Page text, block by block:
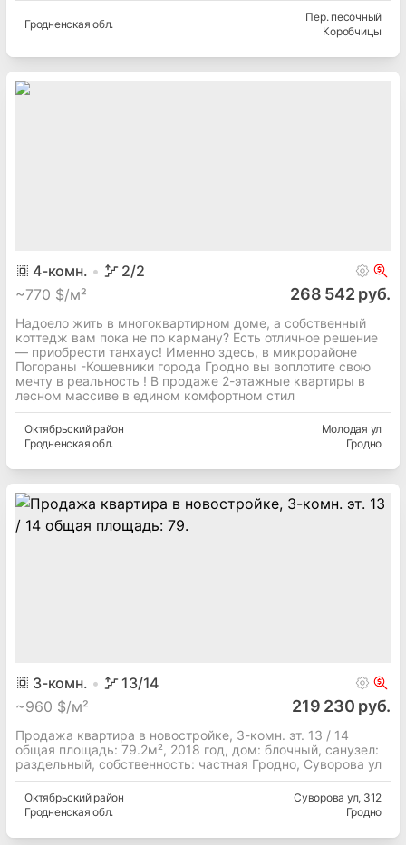
Гродненская обл.
Пер. песочный
Коробчицы
4-комн. 2/2
~770 $/м² 268 542 руб.
Надоело жить в многоквартирном доме, а собственный
коттедж вам пока не по карману? Есть отличное решение
— приобрести танхаус! Именно здесь, в микрорайоне
Погораны -Кошевники города Гродно вы воплотите свою
мечту в реальность ! В продаже 2-этажные квартиры в
лесном массиве в едином комфортном стил
Октябрьскийрайон
Гродненская обл.
Молодая ул
Гродно
3-комн. 13/14
~960 $/м² 219 230 руб.
Продажа квартира в новостройке, 3-комн. эт. 13 / 14
общая площадь: 79.2м², 2018 год, дом: блочный, cанузел:
раздельный, собственность: частная Гродно, Суворова ул
Октябрьскийрайон
Гродненская обл.
Суворова ул, 312
Гродно